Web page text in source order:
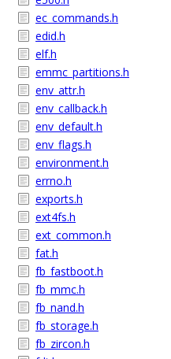
ec_commands.h
edid.h
elf.h
emmc_partitions.h
env_attr.h
env_callback.h
env_default.h
env_flags.h
environment.h
errno.h
exports.h
ext4fs.h
ext_common.h
fat.h
fb_fastboot.h
fb_mmc.h
fb_nand.h
fb_storage.h
fb_zircon.h